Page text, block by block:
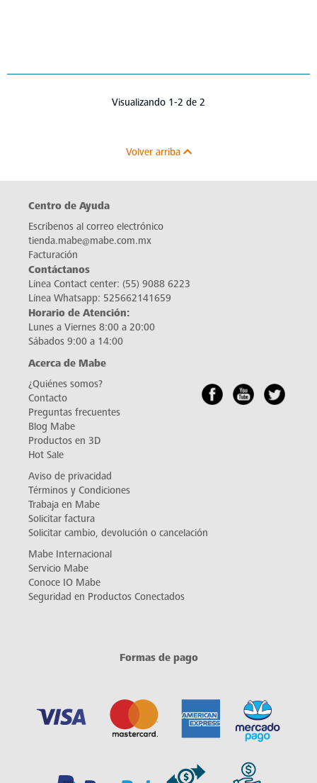
Visualizando 1-2 de 2
Volver arriba
Centro de Ayuda
Escríbenos al correo electrónico
tienda.mabe@mabe.com.mx
Facturación
Contáctanos
Línea Contact center: (55) 9088 6223
Línea Whatsapp: 525662141659
Horario de Atención:
Lunes a Viernes 8:00 a 20:00
Sábados 9:00 a 14:00
Acerca de Mabe
¿Quiénes somos?
Contacto
Preguntas frecuentes
Blog Mabe
Productos en 3D
Hot Sale
Aviso de privacidad
Términos y Condiciones
Trabaja en Mabe
Solicitar factura
Solicitar cambio, devolución o cancelación
Mabe Internacional
Servicio Mabe
Conoce IO Mabe
Seguridad en Productos Conectados
Formas de pago